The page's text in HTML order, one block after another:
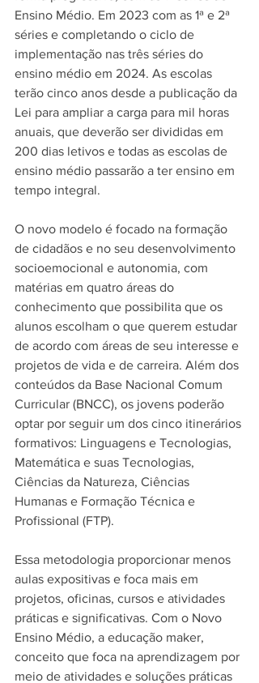
Ensino Médio. Em 2023 com as 1ª e 2ª
séries e completando o ciclo de
implementação nas três séries do
ensino médio em 2024. As escolas
terão cinco anos desde a publicação da
Lei para ampliar a carga para mil horas
anuais, que deverão ser divididas em
200 dias letivos e todas as escolas de
ensino médio passarão a ter ensino em
tempo integral.
O novo modelo é focado na formação
de cidadãos e no seu desenvolvimento
socioemocional e autonomia, com
matérias em quatro áreas do
conhecimento que possibilita que os
alunos escolham o que querem estudar
de acordo com áreas de seu interesse e
projetos de vida e de carreira. Além dos
conteúdos da Base Nacional Comum
Curricular (BNCC), os jovens poderão
optar por seguir um dos cinco itinerários
formativos: Linguagens e Tecnologias,
Matemática e suas Tecnologias,
Ciências da Natureza, Ciências
Humanas e Formação Técnica e
Profissional (FTP).
Essa metodologia proporcionar menos
aulas expositivas e foca mais em
projetos, oficinas, cursos e atividades
práticas e significativas. Com o Novo
Ensino Médio, a educação maker,
conceito que foca na aprendizagem por
meio de atividades e soluções práticas